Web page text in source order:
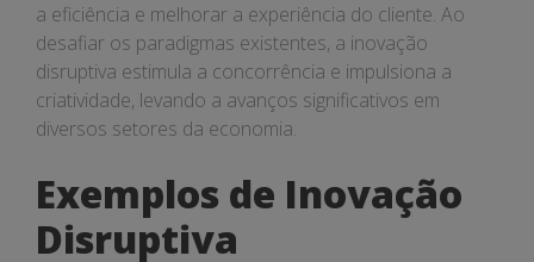
a eficiência e melhorar a experiência do cliente. Ao
desafiar os paradigmas existentes, a inovação
disruptiva estimula a concorrência e impulsiona a
criatividade, levando a avanços significativos em
diversos setores da economia.
Exemplos de Inovação
Disruptiva